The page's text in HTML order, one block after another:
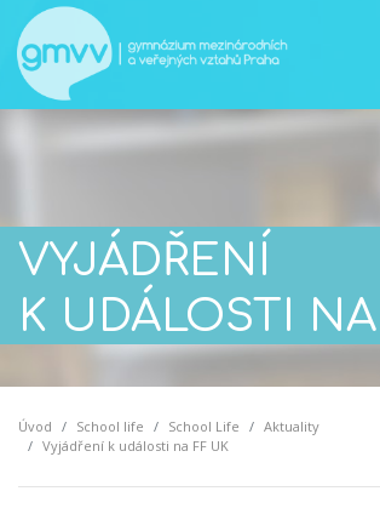
VYJÁDŘENÍ
K UDÁLOSTI
Úvod School life School Life
Aktuality
Vyjádření k události na FF UK